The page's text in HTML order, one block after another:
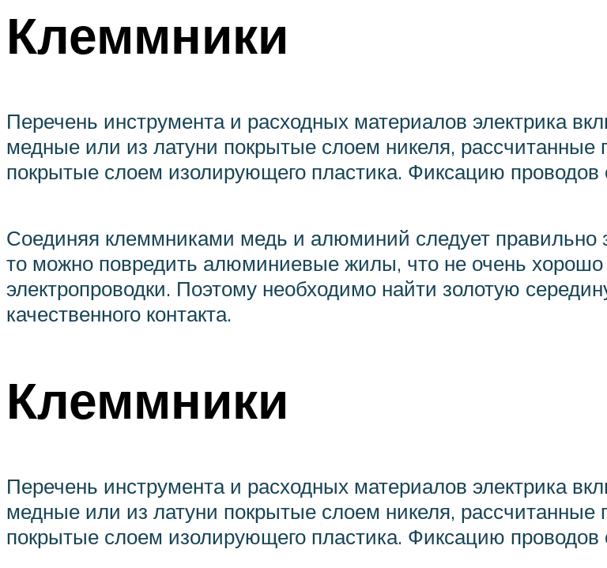
Клеммники
Перечень инструмента и расходных материалов электрика
медные или из латуни покрытые слоем никеля, рассчитанные
покрытые слоем изолирующего пластика. Фиксацию
Соединяя клеммниками медь и алюминий следует правильно
то можно повредить алюминиевые жилы, что не очень хорошо
электропроводки. Поэтому необходимо найти золотую
качественного контакта.
Клеммники
Перечень инструмента и расходных материалов электрика
медные или из латуни покрытые слоем никеля, рассчитанные
покрытые слоем изолирующего пластика. Фиксацию